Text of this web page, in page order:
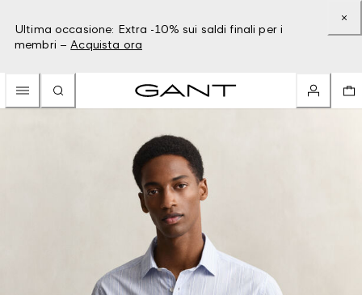
Ultima occasione: Extra -10% sui saldi finali per i
membri – Acquista ora